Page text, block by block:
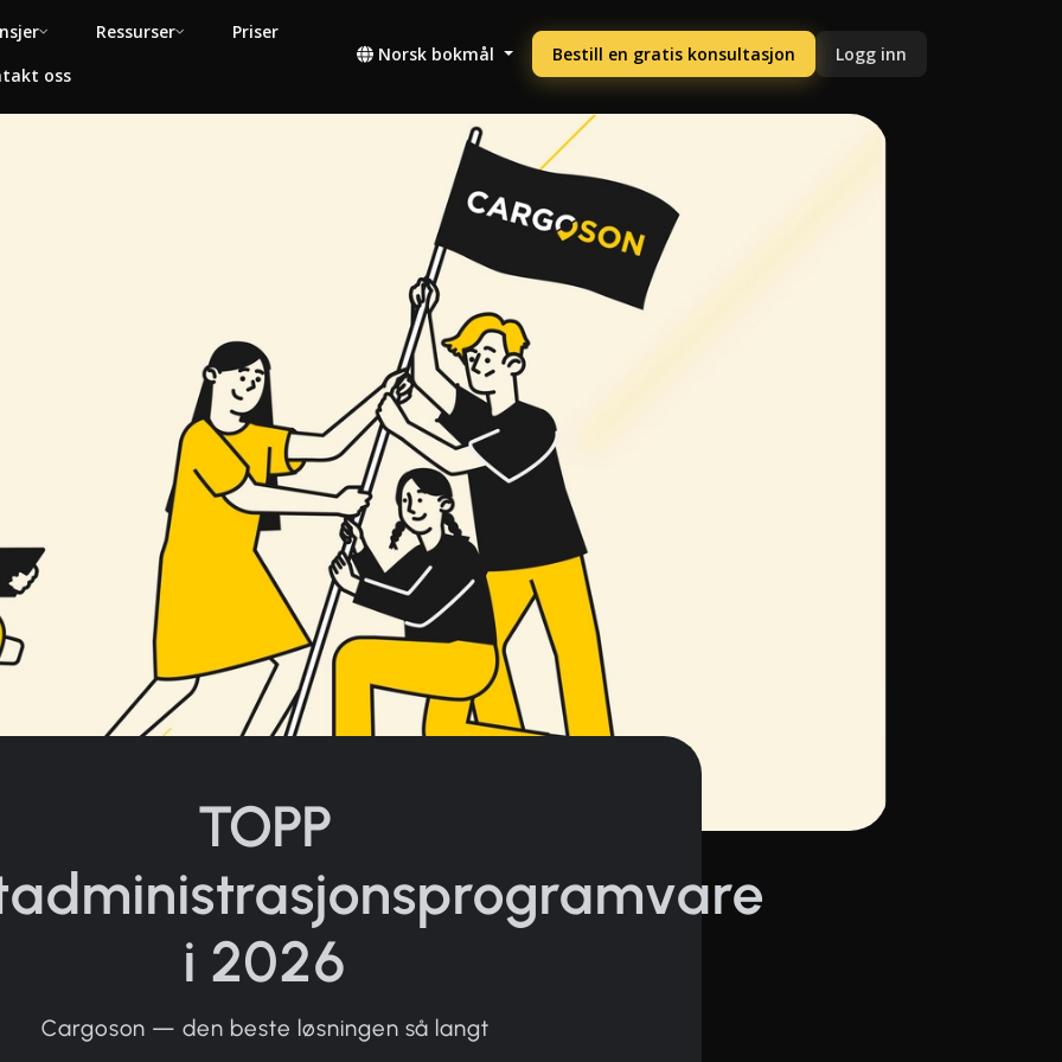
Ressurser
Priser
oss
Norsk bokmål Bestill en gratis konsultasjon Logg inn
TOPP
i 2026
Cargoson — den beste løsningen så langt